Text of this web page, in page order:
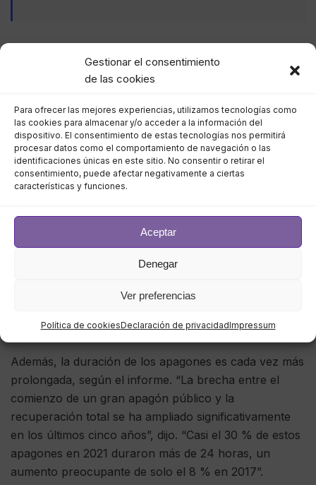
Gestionar el consentimiento
de las cookies
Para ofrecer las mejores experiencias, utilizamos tecnologías como
las cookies para almacenar y/o acceder a la información del
dispositivo. El consentimiento de estas tecnologías nos permitirá
procesar datos como el comportamiento de navegación o las
identificaciones únicas en este sitio. No consentir o retirar el
consentimiento, puede afectar negativamente a ciertas
características y funciones.
Aceptar
Denegar
Ver preferencias
Política de cookiesDeclaración de privacidadImpressum
organizaciones informó haber sufrido una
años, lo que constituye una «ligera tendencia al alza
en la prevalencia de interrupciones importantes».
Al mismo tiempo, la proporción de apagones que le
costaron a la empresa afectada más de $100 000 se
de fallas que ahora resultan en al menos $100.000 en
pérdidas totales, lo que representa un aumento
La proporción de apagones que cuestan más de $1
período.
Además, la duración de los apagones es cada vez más
prolongada, según el informe. “La brecha entre el
comienzo de un gran apagón público y la
recuperación total se ha ampliado significativamente
en los últimos cinco años”, dijo. “Casi el 30 % de estos
apagones en 2021 duraron más de 24 horas, un
aumento preocupante de solo el 8 % en 2017”.